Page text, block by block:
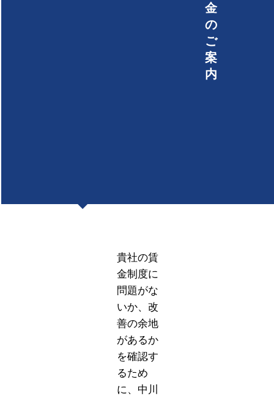
金
の
ご
案
内
貴社の賃
金制度に
問題がな
いか、改
善の余地
があるか
を確認す
るため
に、中川